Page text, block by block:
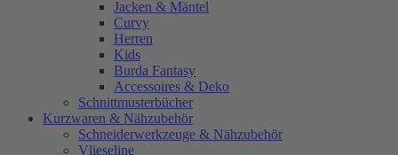
Jacken & Mäntel
Curvy
Herren
Kids
Burda Fantasy
Accessoires & Deko
Schnittmusterbücher
Kurzwaren & Nähzubehör
Schneiderwerkzeuge & Nähzubehör
Vlieseline